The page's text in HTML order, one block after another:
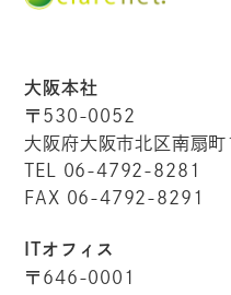
大阪本社
〒530-0052
大阪府大阪市北区南扇
TEL 06-4792-8281
FAX 06-4792-8291
ITオフィス
〒646-0001